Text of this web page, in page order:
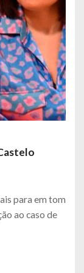
para em tom
ao caso de